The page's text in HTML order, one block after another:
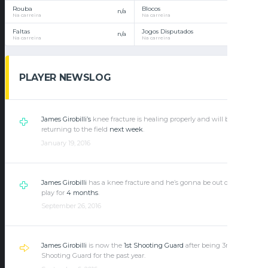
Rouba
Na carreira n/a Blocos
Na carreira
Faltas
Na carreira n/a Jogos Disputados
Na carreira
PLAYER NEWSLOG
James Girobilli’s knee fracture is healing properly and will be
returning to the field next week.
January 19, 2016
James Girobilli has a knee fracture and he’s gonna be out of the
play for 4 months
September 26, 2016
James Girobilli is now the 1st Shooting Guard after being 3rd
Shooting Guard for the past year.